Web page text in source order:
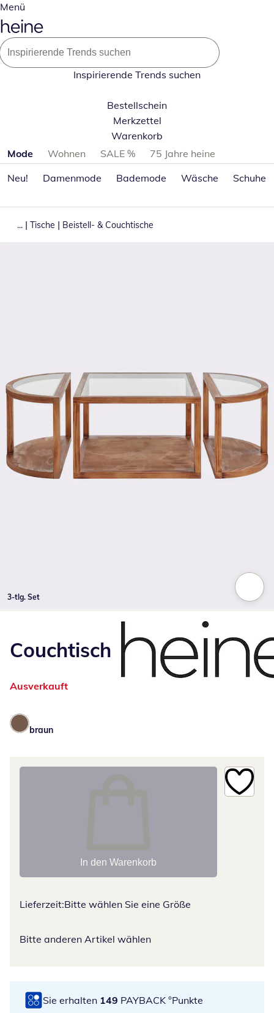
Menü
Inspirierende Trends suchen
Bestellschein
Merkzettel
Warenkorb
Produktkategorien überspringen
Mode Wohnen SALE %
75 Jahre heine
Neu!
Damenmode Bademode Wäsche Schuhe
... | Tische | Beistell- & Couchtische
3-tlg. Set
Couchtisch
Ausverkauft
braun
In den Warenkorb
Lieferzeit:Bitte wählen Sie eine Größe
Bitte anderen Artikel wählen
Sie erhalten 149 PAYBACK °Punkte